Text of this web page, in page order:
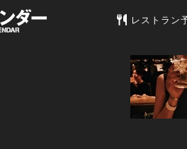
東京カレンダ
レストラン